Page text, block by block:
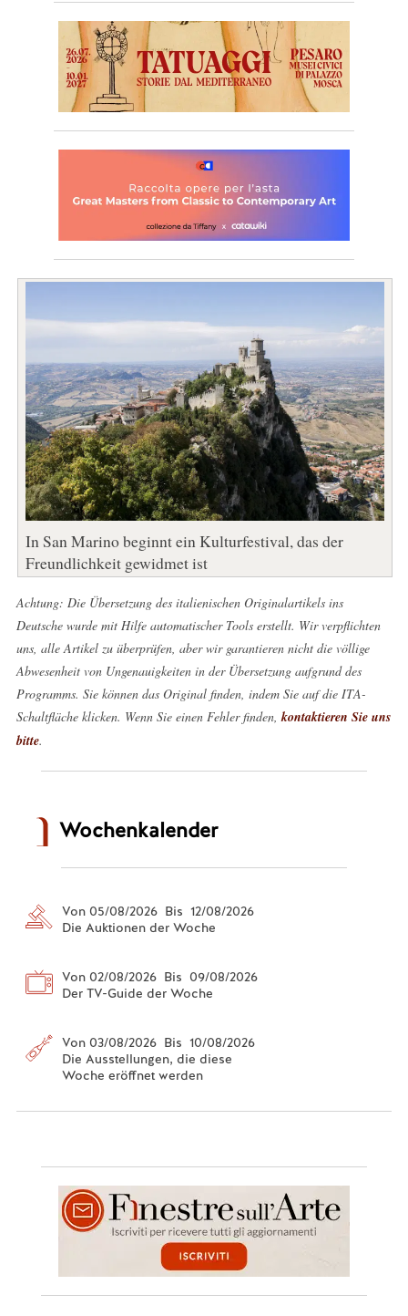
In San Marino beginnt ein Kulturfestival, das der
Freundlichkeit gewidmet ist
Achtung: Die Übersetzung des italienischen Originalartikels ins
Deutsche wurde mit Hilfe automatischer Tools erstellt. Wir verpflichten
uns, alle Artikel zu überprüfen, aber wir garantieren nicht die völlige
Abwesenheit von Ungenauigkeiten in der Übersetzung aufgrund des
Programms. Sie können das Original finden, indem Sie auf die ITA-
Schaltfläche klicken. Wenn Sie einen Fehler finden, kontaktieren Sie uns
bitte.
Wochenkalender
Von 05/08/2026 Bis 12/08/2026
Die Auktionen der Woche
Von 02/08/2026 Bis 09/08/2026
Der TV-Guide der Woche
Von 03/08/2026 Bis 10/08/2026
Die Ausstellungen, die diese
Woche eröffnet werden